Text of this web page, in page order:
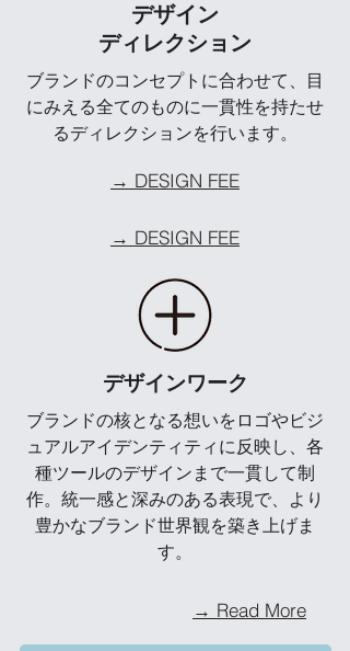
デザイン
ディレクション
ブランドのコンセプトに合わせて、目
にみえる全てのものに一貫性を持たせ
るディレクションを行います。
→ DESIGN FEE
→ DESIGN FEE
デザインワーク
ブランドの核となる想いをロゴやビジ
ュアルアイデンティティに反映し、各
種ツールのデザインまで一貫して制
作。統一感と深みのある表現で、より
豊かなブランド世界観を築き上げま
す。
→ Read More